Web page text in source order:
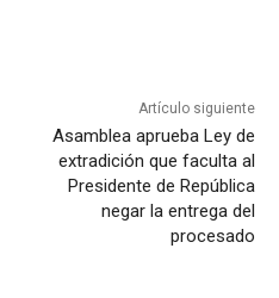
Artículo siguiente
Asamblea aprueba Ley de
extradición que faculta al
Presidente de República
negar la entrega del
procesado